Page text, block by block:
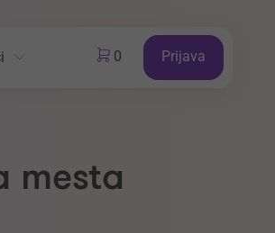
0 Prijava
mesta